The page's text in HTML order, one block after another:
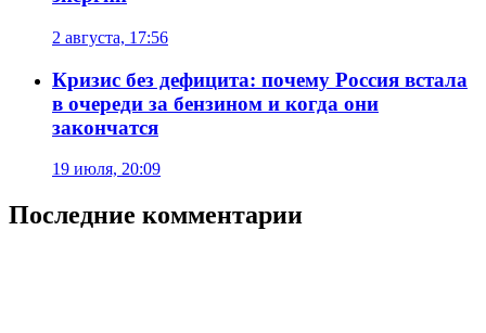
2 августа, 17:56
Кризис без дефицита: почему Россия встала
в очереди за бензином и когда они
закончатся
19 июля, 20:09
Последние комментарии